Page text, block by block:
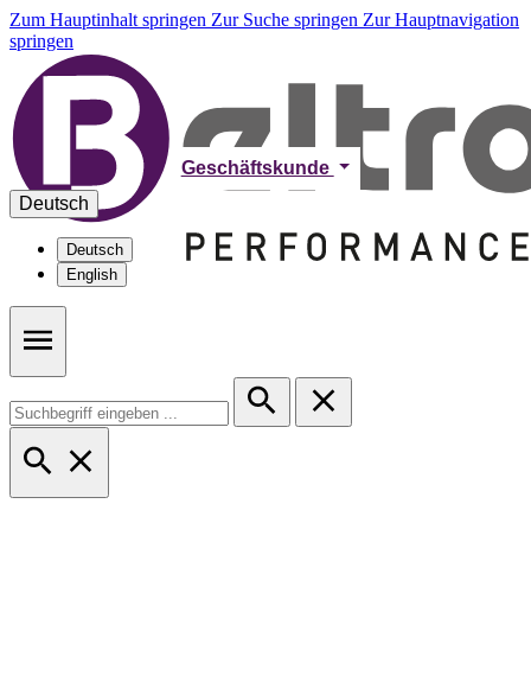
Zum Hauptinhalt springen Zur Suche springen Zur Hauptnavigation
springen
Geschäftskunde
Deutsch
Deutsch
English